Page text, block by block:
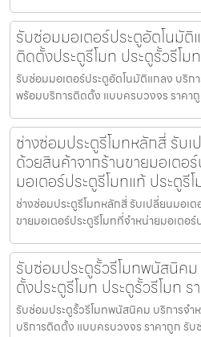
รับซ่อมมอเตอร์ประตูอัตโนมัติ
ติดตั้งประตูรีโมท ประตูรั้วรีโม
รับซ่อมมอเตอร์ประตูอัตโนมัติแกลง บริกา
พร้อมบริการติดตั้ง แบบครบวงจร ราคา
ช่างซ่อมประตูรีโมทหลักสี่ รับ
ด้วยสินค้าจากร้านขายมอเตอ
มอเตอร์ประตูรีโมทแท้ ประตูรี
ช่างซ่อมประตูรีโมทหลักสี่ รับเปลี่ยนมอเ
ขายมอเตอร์ประตูรีโมทที่จำหน่ายมอเตอร์
รับซ่อมประตูรั้วรีโมทพนัสนิคม
ตั้งประตูรีโมท ประตูรั้วรีโมท ร
รับซ่อมประตูรั้วรีโมทพนัสนิคม บริการจำ
บริการติดตั้ง แบบครบวงจร ราคาถูก รับ